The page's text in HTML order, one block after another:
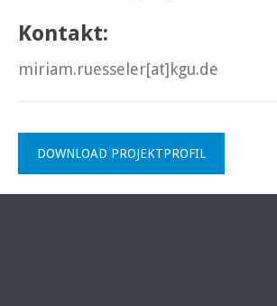
Kontakt:
miriam.ruesseler[at]kgu.de
DOWNLOAD PROJEKTPROFIL